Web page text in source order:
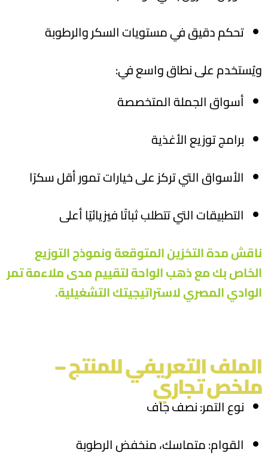
تحكم دقيق في مستويات السكر والرطوبة
ويُستخدم على نطاق واسع في:
أسواق الجملة المتخصصة
برامج توزيع الأغذية
الأسواق التي تركز على خيارات تمور أقل سكرًا
التطبيقات التي تتطلب ثباتًا فيزيائيًا أعلى
ناقش مدة التخزين المتوقعة ونموذج التوزيع
الخاص بك معذهب الواحةلتقييم مدى ملاءمة تمر
الوادي المصري لاستراتيجيتك التشغيلية.
الملف التعريفي للمنتج –
ملخص تجاري
نوع التمر: نصف جاف
القوام: متماسك، منخفض الرطوبة